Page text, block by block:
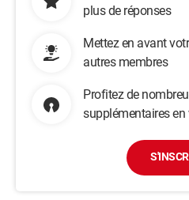
plus de réponses
Mettez en avant
autres membres
Profitez de
supplémentaires